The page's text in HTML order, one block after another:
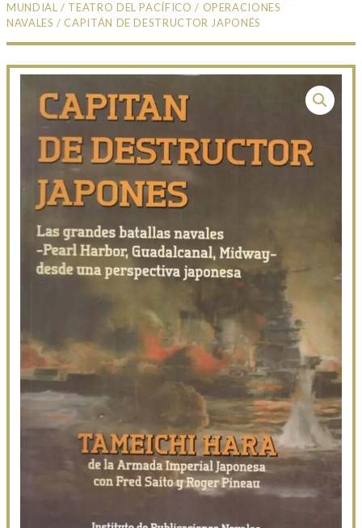
MUNDIAL / TEATRO DEL PACÍFICO / OPERACIONES
NAVALES / CAPITÁN DE DESTRUCTOR JAPONÉS